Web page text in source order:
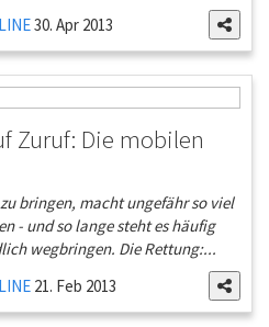
30. Apr 2013
Zuruf: Die mobilen
bringen, macht ungefähr so viel
- und so lange steht es häufig
wegbringen. Die Rettung:...
21. Feb 2013